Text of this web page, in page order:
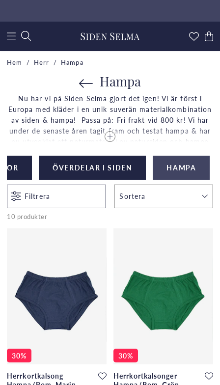
Hem Herr Hampa
Hampa
Nu har vi på Siden Selma gjort det igen! Vi är först i
Europa med kläder i en unik suverän materialkombination
av siden & hampa! Passa på: Fri frakt vid 800 kr! Vi har
under de senaste åren tagit fram och testat hampa & har
nu utvecklat ett naturmaterial av natursiden och hampa
som gör skillnad i vardagen samtidigt som det bidrar till
generationer.
ÖVERDELAR I SIDEN HAMPA
Filtrera Sortera
10 produkter
30%
Herrkortkalsong
30%
Herrkortkalsonger